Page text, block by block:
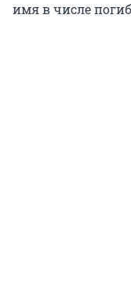
имя в числе